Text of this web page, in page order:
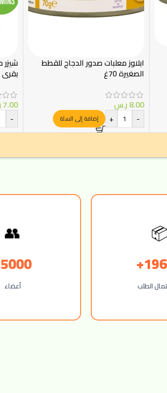
ابلاوز معلبات صدور الدجاج للقطط
الصغيرة 70غ
8.00ر.س
-
+ إضافة إلى السلة
بقري 85 جم
7.00
-
📦
الطلب
👥
5000+
أعضاء